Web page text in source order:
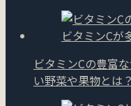
ビタミンCの豊富
い野菜や果物とは？